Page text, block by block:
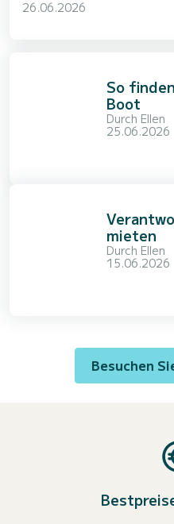
26.06.2026
So
Boot
Durch Ellen
25.06.2026
mieten
Durch Ellen
15.06.2026
Besuchen